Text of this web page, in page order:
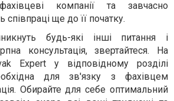
компанії та завчасно
співпраці ще до її початку.
будь-які інші питання і
консультація, звертайтеся. На
Expert у відповідному розділі
для зв'язку з фахівцем
Обирайте для себе оптимальний